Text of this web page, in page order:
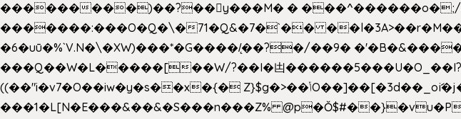
���������)��?��򥞾y���M� � ���^������o�;/
�������:���O�Q�\�71�Q&�7�`��
�6�uū�%`V.N�\�XW)���*�G����/̨��?�/��9�
���Q��W�L�����[��W/?��I�凷
((��"i�v7�O��iw�y�s��x�{� Z}$g�>��ݳO��]��[�3d��_oަi�j��|�����3�+.�?'��g����.y��s��u��m��!
���1�L[N�E���&��&�S���n���Z%